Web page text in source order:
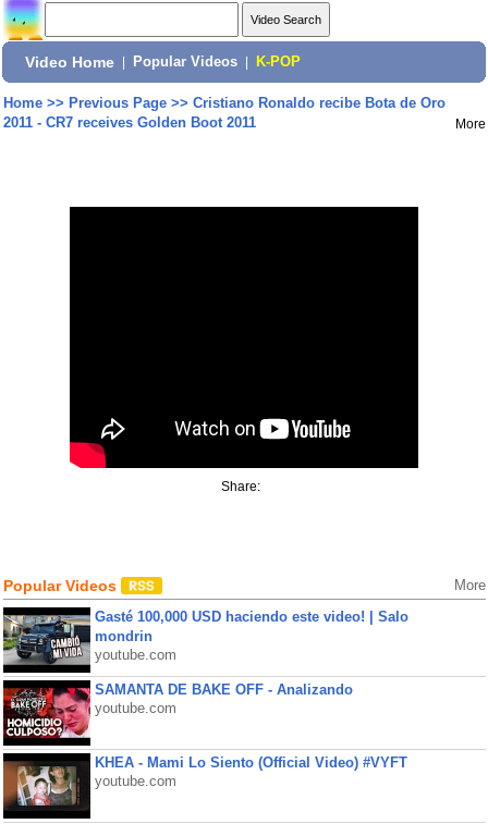
Video Home Popular Videos K-POP
Home>> Previous Page>> Cristiano Ronaldo recibe Bota de Oro
2011 - CR7 receives Golden Boot 2011
More
Share:
Popular Videos More
Gasté 100,000 USD haciendo este video! | Salo
mondrin
youtube.com
SAMANTA DE BAKE OFF - Analizando
youtube.com
KHEA - Mami Lo Siento (Official Video) #VYFT
youtube.com